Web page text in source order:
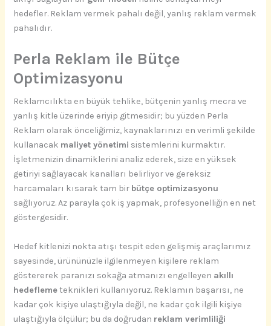
hedefler. Reklam vermek pahalı değil, yanlış reklam vermek
pahalıdır.
Perla Reklam ile Bütçe
Optimizasyonu
Reklamcılıkta en büyük tehlike, bütçenin yanlış mecra ve
yanlış kitle üzerinde eriyip gitmesidir; bu yüzden Perla
Reklam olarak önceliğimiz, kaynaklarınızı en verimli şekilde
kullanacak maliyet yönetimi sistemlerini kurmaktır.
İşletmenizin dinamiklerini analiz ederek, size en yüksek
getiriyi sağlayacak kanalları belirliyor ve gereksiz
harcamaları kısarak tam bir bütçe optimizasyonu
sağlıyoruz. Az parayla çok iş yapmak, profesyonelliğin en net
göstergesidir.
Hedef kitlenizi nokta atışı tespit eden gelişmiş araçlarımız
sayesinde, ürününüzle ilgilenmeyen kişilere reklam
göstererek paranızı sokağa atmanızı engelleyen akıllı
hedeflemeteknikleri kullanıyoruz. Reklamın başarısı, ne
kadar çok kişiye ulaştığıyla değil, ne kadar çok ilgili kişiye
ulaştığıyla ölçülür; bu da doğrudan reklam verimliliği